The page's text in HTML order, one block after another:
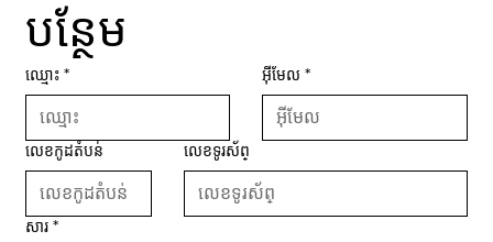
បន្ថែម
ឈ្មោះ * អ៊ីមែល *
លេខកូដតំបន់ លេខទូរស័ព្
សារ *